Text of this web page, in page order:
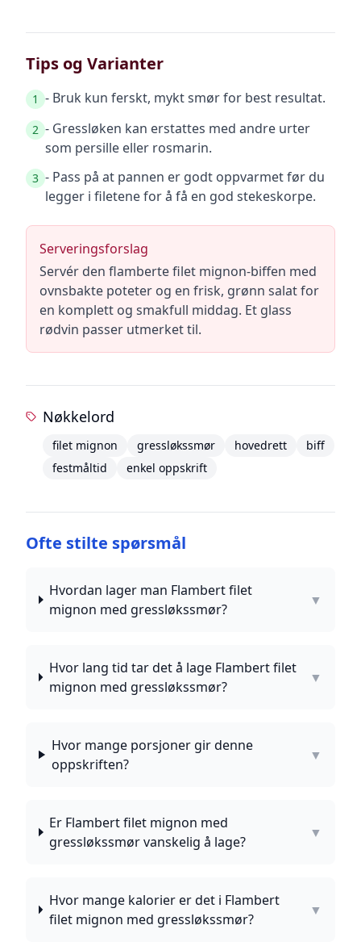
Tips og Varianter
1 - Bruk kun ferskt, mykt smør for best resultat.
2 - Gressløken kan erstattes med andre urter
som persille eller rosmarin.
3 - Pass på at pannen er godt oppvarmet før du
legger i filetene for å få en god stekeskorpe.
Serveringsforslag
Servér den flamberte filet mignon-biffen med
ovnsbakte poteter og en frisk, grønn salat for
en komplett og smakfull middag. Et glass
rødvin passer utmerket til.
Nøkkelord
filet mignon gressløkssmør hovedrett
biff
festmåltid
enkel oppskrift
Ofte stilte spørsmål
Hvordan lager man Flambert filet
mignon med gressløkssmør?
▼
Hvor lang tid tar det å lage Flambert filet
mignon med gressløkssmør?
▼
Hvor mange porsjoner gir denne
oppskriften?
▼
Er Flambert filet mignon med
gressløkssmør vanskelig å lage?
▼
Hvor mange kalorier er det i Flambert
filet mignon med gressløkssmør?
▼